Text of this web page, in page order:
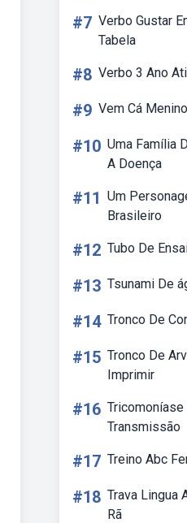
#7 Verbo Gustar
Tabela
#8 Verbo 3 Ano
#9 Vem Cá
#10 Uma Família
A Doença
#11 Um
Brasileiro
#12 Tubo De
#13 Tsunami De
#14 Tronco De
#15 Tronco De
Imprimir
#16 Tricomoníase
Transmissão
#17 Treino Abc
#18 Trava Lingua
Rã